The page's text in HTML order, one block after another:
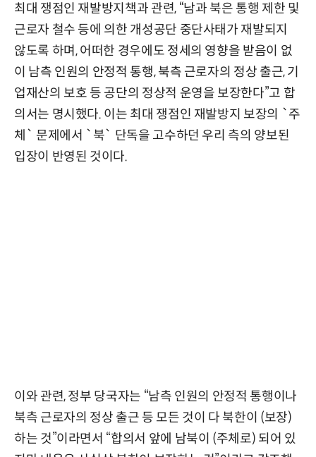
최대 쟁점인 재발방지책과 관련, “남과 북은 통행 제한 및
근로자 철수 등에 의한 개성공단 중단사태가 재발되지
않도록 하며, 어떠한 경우에도 정세의 영향을 받음이 없
이 남측 인원의 안정적 통행, 북측 근로자의 정상 출근, 기
업재산의 보호 등 공단의 정상적 운영을 보장한다”고 합
의서는 명시했다. 이는 최대 쟁점인 재발방지 보장의 `주
체` 문제에서 `북` 단독을 고수하던 우리 측의 양보된
입장이 반영된 것이다.
이와 관련, 정부 당국자는 “남측 인원의 안정적 통행이나
북측 근로자의 정상 출근 등 모든 것이 다 북한이 (보장)
하는 것”이라면서 “합의서 앞에 남북이 (주체로) 되어 있